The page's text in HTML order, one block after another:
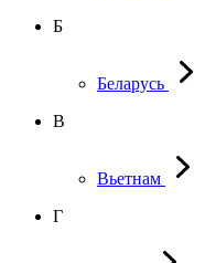
Б
Беларусь
В
Вьетнам
Г